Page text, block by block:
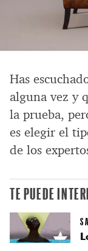
Has
alguna vez y
la prueba,
es elegir el
de los
TE PUEDE